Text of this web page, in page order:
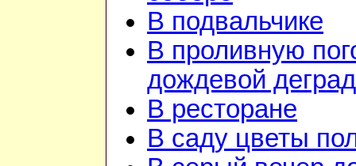
В подвальчике
В проливную
дождевой
В ресторане
В саду цветы